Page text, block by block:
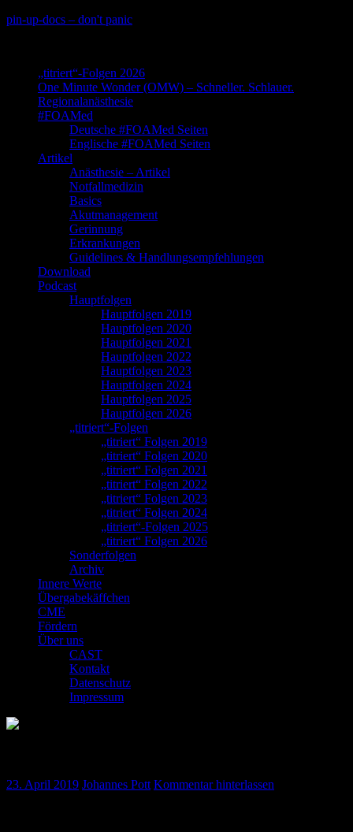
Skip
pin-up-docs – don't panic
„titriert“-Folgen 2026
One Minute Wonder (OMW) – Schneller. Schlauer.
Regionalanästhesie
#FOAMed
Deutsche #FOAMed Seiten
Englische #FOAMed Seiten
Artikel
Anästhesie – Artikel
Notfallmedizin
Basics
Akutmanagement
Gerinnung
Erkrankungen
Guidelines & Handlungsempfehlungen
Download
Podcast
Hauptfolgen
Hauptfolgen 2019
Hauptfolgen 2020
Hauptfolgen 2021
Hauptfolgen 2022
Hauptfolgen 2023
Hauptfolgen 2024
Hauptfolgen 2025
Hauptfolgen 2026
„titriert“-Folgen
„titriert“ Folgen 2019
„titriert“ Folgen 2020
„titriert“ Folgen 2021
„titriert“ Folgen 2022
„titriert“ Folgen 2023
„titriert“ Folgen 2024
„titriert“-Folgen 2025
„titriert“ Folgen 2026
Sonderfolgen
Archiv
Innere Werte
Übergabekäffchen
CME
Fördern
Über uns
CAST
Kontakt
Datenschutz
Impressum
23. April 2019 Johannes Pott Kommentar hinterlassen